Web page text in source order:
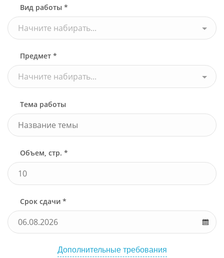
Вид работы *
Начните набирать...
Предмет *
Начните набирать...
Тема работы
Объем, стр. *
Срок сдачи *
Дополнительные требования